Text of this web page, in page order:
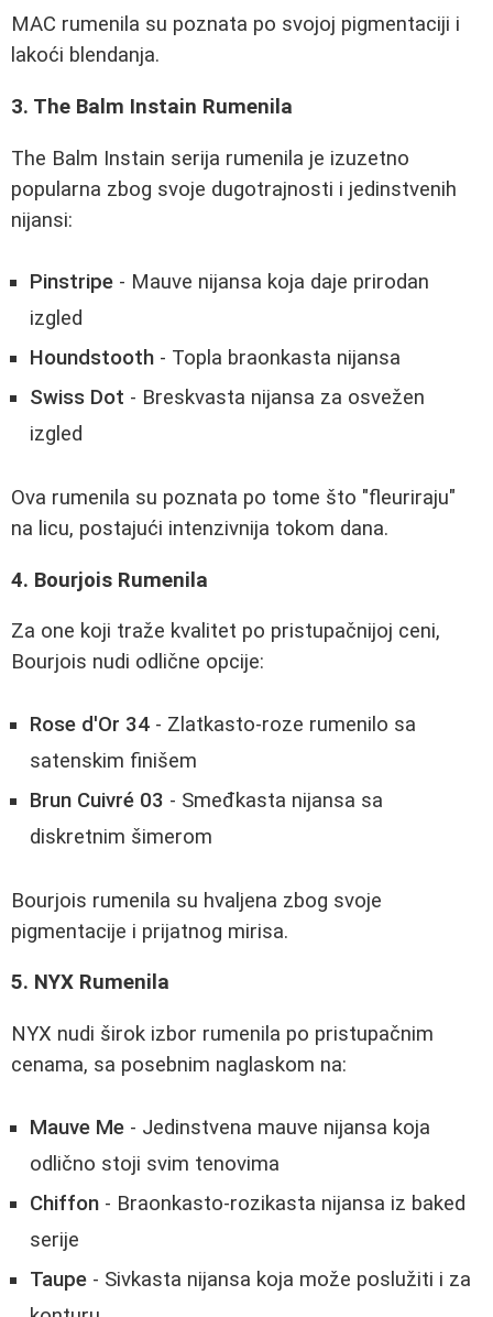
MAC rumenila su poznata po svojoj pigmentaciji i
lakoći blendanja.
3. The Balm Instain Rumenila
The Balm Instain serija rumenila je izuzetno
popularna zbog svoje dugotrajnosti i jedinstvenih
nijansi:
Pinstripe - Mauve nijansa koja daje prirodan
izgled
Houndstooth - Topla braonkasta nijansa
Swiss Dot - Breskvasta nijansa za osvežen
izgled
Ova rumenila su poznata po tome što "fleuriraju"
na licu, postajući intenzivnija tokom dana.
4. Bourjois Rumenila
Za one koji traže kvalitet po pristupačnijoj ceni,
Bourjois nudi odlične opcije:
Rose d'Or 34 - Zlatkasto-roze rumenilo sa
satenskim finišem
Brun Cuivré 03 - Smeđkasta nijansa sa
diskretnim šimerom
Bourjois rumenila su hvaljena zbog svoje
pigmentacije i prijatnog mirisa.
5. NYX Rumenila
NYX nudi širok izbor rumenila po pristupačnim
cenama, sa posebnim naglaskom na:
Mauve Me - Jedinstvena mauve nijansa koja
odlično stoji svim tenovima
Chiffon - Braonkasto-rozikasta nijansa iz baked
serije
Taupe - Sivkasta nijansa koja može poslužiti i za